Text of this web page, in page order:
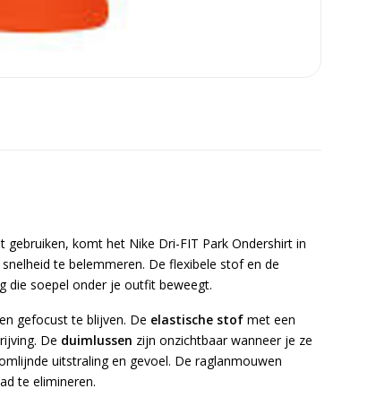
komt het Nike Dri-FIT Park Ondershirt in
te belemmeren. De flexibele stof en de
die soepel onder je outfit beweegt.
gefocust te blijven. De elastische stof met een
De duimlussen zijn onzichtbaar wanneer je ze
uitstraling en gevoel. De raglanmouwen
te elimineren.